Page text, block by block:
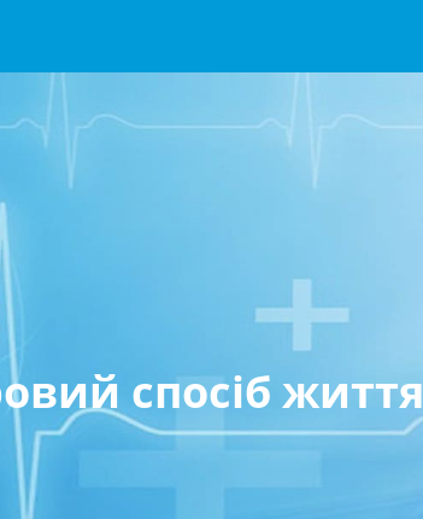
спосіб життя